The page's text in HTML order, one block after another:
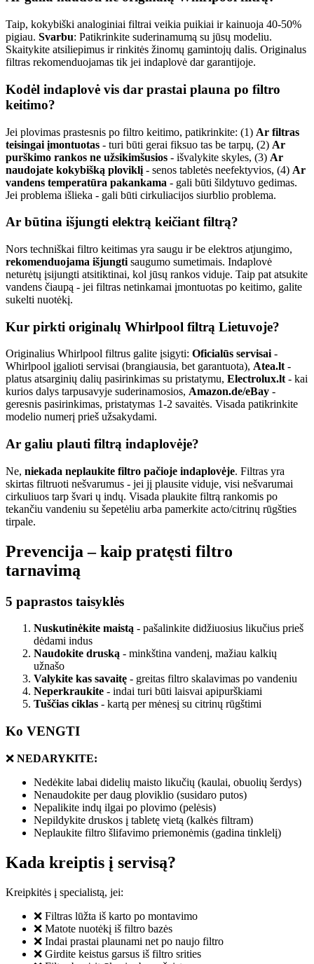
Taip, kokybiški analoginiai filtrai veikia puikiai ir kainuoja 40-50%
pigiau. Svarbu: Patikrinkite suderinamumą su jūsų modeliu.
Skaitykite atsiliepimus ir rinkitės žinomų gamintojų dalis. Originalus
filtras rekomenduojamas tik jei indaplovė dar garantijoje.
Kodėl indaplovė vis dar prastai plauna po filtro
keitimo?
Jei plovimas prastesnis po filtro keitimo, patikrinkite: (1) Ar filtras
teisingai įmontuotas - turi būti gerai fiksuo tas be tarpų, (2) Ar
purškimo rankos ne užsikimšusios - išvalykite skyles, (3) Ar
naudojate kokybišką ploviklį - senos tabletės neefektyvios, (4) Ar
vandens temperatūra pakankama - gali būti šildytuvo gedimas.
Jei problema išlieka - gali būti cirkuliacijos siurblio problema.
Ar būtina išjungti elektrą keičiant filtrą?
Nors techniškai filtro keitimas yra saugu ir be elektros atjungimo,
rekomenduojama išjungti saugumo sumetimais. Indaplovė
neturėtų įsijungti atsitiktinai, kol jūsų rankos viduje. Taip pat atsukite
vandens čiaupą - jei filtras netinkamai įmontuotas po keitimo, galite
sukelti nuotėkį.
Kur pirkti originalų Whirlpool filtrą Lietuvoje?
Originalius Whirlpool filtrus galite įsigyti: Oficialūs servisai -
Whirlpool įgalioti servisai (brangiausia, bet garantuota), Atea.lt -
platus atsarginių dalių pasirinkimas su pristatymu, Electrolux.lt - kai
kurios dalys tarpusavyje suderinamosios, Amazon.de/eBay -
geresnis pasirinkimas, pristatymas 1-2 savaitės. Visada patikrinkite
modelio numerį prieš užsakydami.
Ar galiu plauti filtrą indaplovėje?
Ne, niekada neplaukite filtro pačioje indaplovėje. Filtras yra
skirtas filtruoti nešvarumus - jei jį plausite viduje, visi nešvarumai
cirkuliuos tarp švari ų indų. Visada plaukite filtrą rankomis po
tekančiu vandeniu su šepetėliu arba pamerkite acto/citrinų rūgšties
tirpale.
Prevencija – kaip pratęsti filtro
tarnavimą
5 paprastos taisyklės
Nuskutinėkite maistą - pašalinkite didžiuosius likučius prieš
dėdami indus
Naudokite druską - minkština vandenį, mažiau kalkių
užnašo
Valykite kas savaitę - greitas filtro skalavimas po vandeniu
Neperkraukite - indai turi būti laisvai apipurškiami
Tuščias ciklas - kartą per mėnesį su citrinų rūgštimi
Ko VENGTI
❌ NEDARYKITE:
Nedėkite labai didelių maisto likučių (kaulai, obuolių šerdys)
Nenaudokite per daug ploviklio (susidaro putos)
Nepalikite indų ilgai po plovimo (pelėsis)
Nepildykite druskos į tabletę vietą (kalkės filtram)
Neplaukite filtro šlifavimo priemonėmis (gadina tinklelį)
Kada kreiptis į servisą?
Kreipkitės į specialistą, jei:
❌ Filtras lūžta iš karto po montavimo
❌ Matote nuotėkį iš filtro bazės
❌ Indai prastai plaunami net po naujo filtro
❌ Girdite keistus garsus iš filtro srities